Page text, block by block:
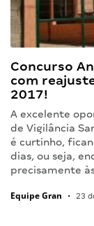
Concurso
com
2017!
A excelente
de Vigilância
é curtinho,
dias, ou seja,
precisamente
Equipe Gran • 23